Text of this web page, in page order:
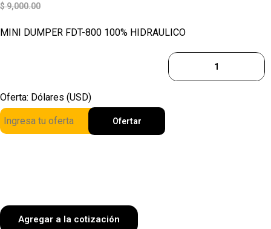
$9,000.00
MINI DUMPER FDT-800 100% HIDRAULICO
Oferta: Dólares (USD)
Ofertar
Agregar a la cotización